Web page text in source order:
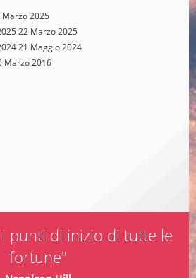
Marzo 2025
22 Marzo 2025
21 Maggio 2024
Marzo 2016
punti di inizio di tutte le
fortune"